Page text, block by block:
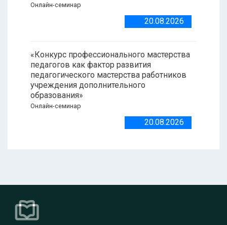
Онлайн-семинар
20.08.2026
«Конкурс профессионального мастерства
педагогов как фактор развития
педагогического мастерства работников
учреждения дополнительного
образования»
Онлайн-семинар
20.08.2026